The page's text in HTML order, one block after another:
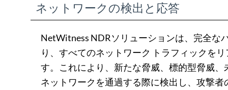
ネットワークの検出と応答
NetWitness NDRソリューションは、完全な
り、すべてのネットワーク トラフィックを
す。これにより、新たな脅威、標的型脅威
ネットワークを通過する際に検出し、攻撃